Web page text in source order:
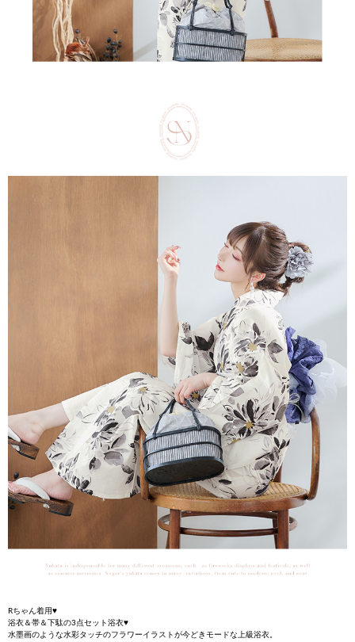
Rちゃん着用♥
浴衣＆帯＆下駄の3点セット浴衣♥
水墨画のような水彩タッチのフラワーイラストが今どきモードな上級浴衣。